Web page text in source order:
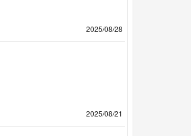
2025/08/28
2025/08/21